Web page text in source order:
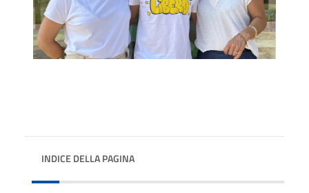
INDICE DELLA PAGINA